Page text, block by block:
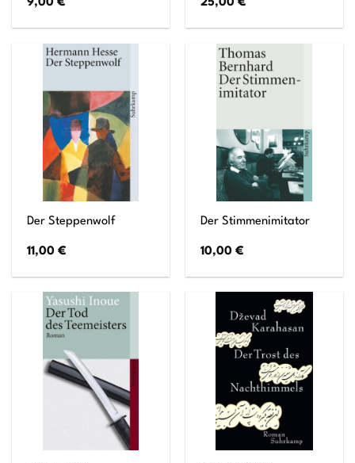
9,00€ 25,00€
Der Steppenwolf
11,00€
Der Stimmenimitator
10,00€